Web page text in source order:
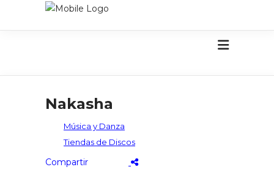
Nakasha
Música y Danza
Tiendas de Discos